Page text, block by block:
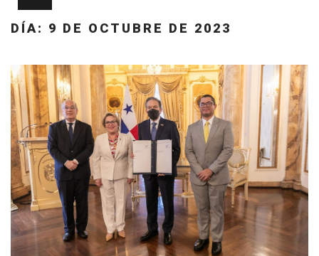
DÍA: 9 DE OCTUBRE DE 2023